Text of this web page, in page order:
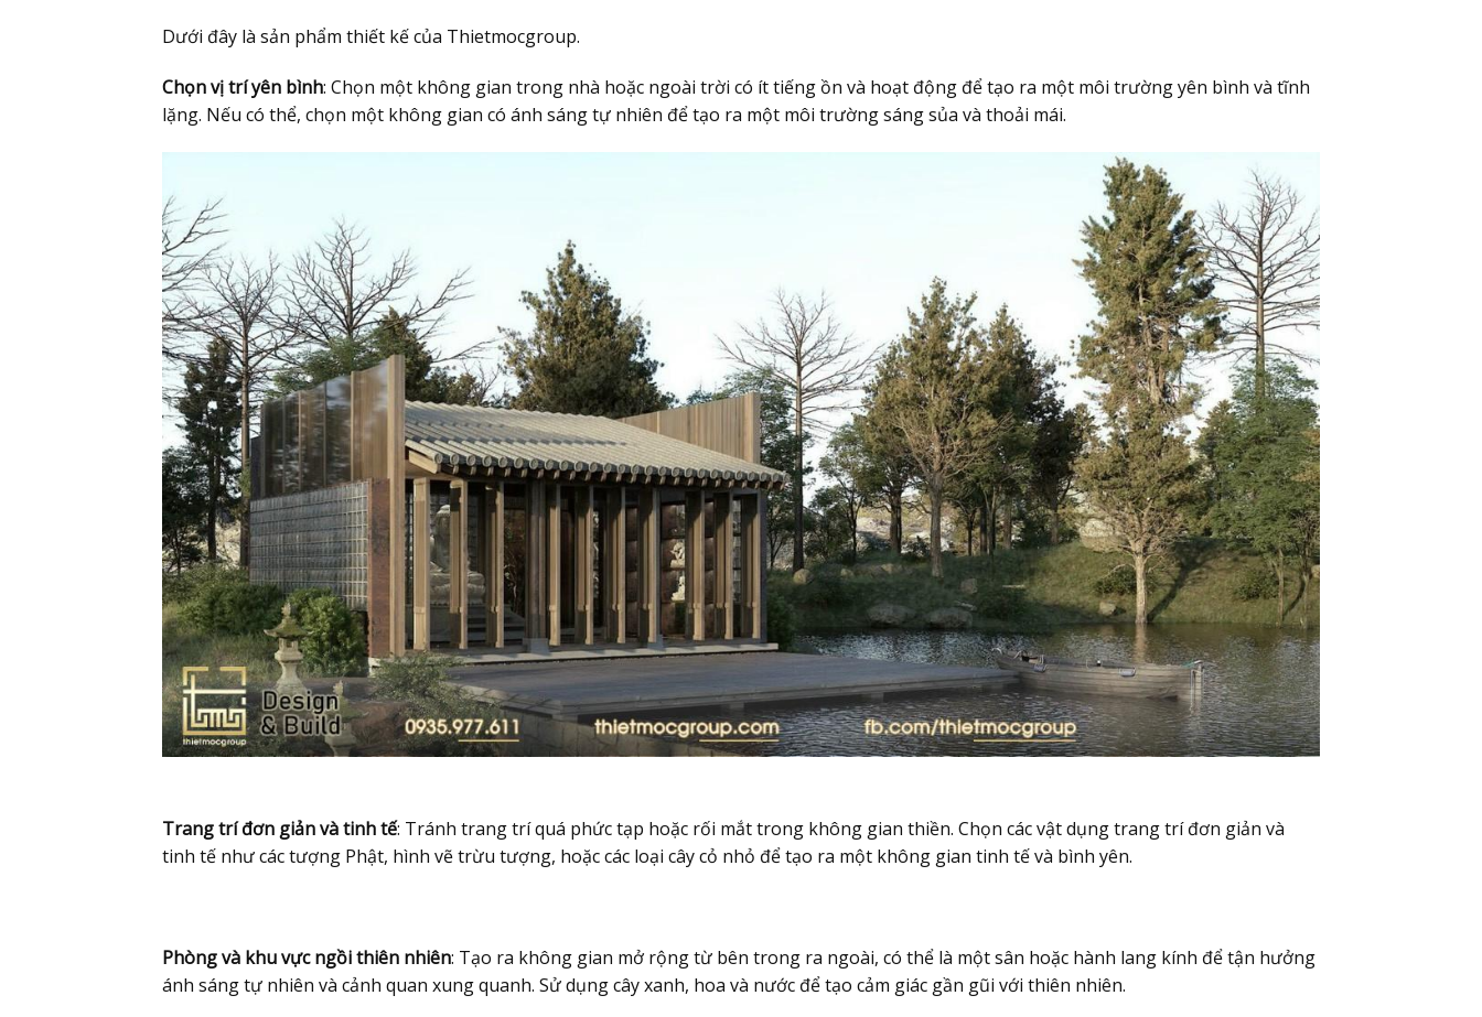
Dưới đây là sản phẩm thiết kế của Thietmocgroup.
Chọn vị trí yên bình: Chọn một không gian trong nhà hoặc ngoài trời có ít tiếng ồn và hoạt động để tạo ra một môi trường yên bình và tĩnh
lặng. Nếu có thể, chọn một không gian có ánh sáng tự nhiên để tạo ra một môi trường sáng sủa và thoải mái.
Trang trí đơn giản và tinh tế: Tránh trang trí quá phức tạp hoặc rối mắt trong không gian thiền. Chọn các vật dụng trang trí đơn giản và
tinh tế như các tượng Phật, hình vẽ trừu tượng, hoặc các loại cây cỏ nhỏ để tạo ra một không gian tinh tế và bình yên.
Phòng và khu vực ngồi thiên nhiên: Tạo ra không gian mở rộng từ bên trong ra ngoài, có thể là một sân hoặc hành lang kính để tận hưởng
ánh sáng tự nhiên và cảnh quan xung quanh. Sử dụng cây xanh, hoa và nước để tạo cảm giác gần gũi với thiên nhiên.